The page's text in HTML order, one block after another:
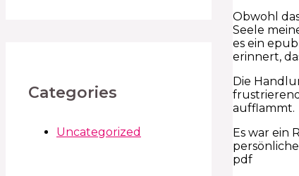
Categories
Uncategorized
Obwohl
Seele
es ein
erinnert,
Die
aufflammt.
Es war ein
pdf